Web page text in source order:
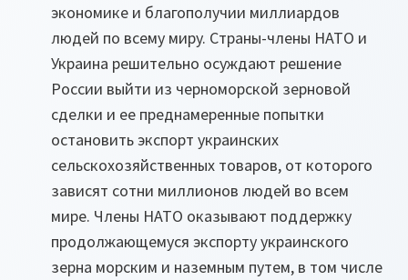
экономике и благополучии миллиардов
людей по всему миру. Страны-члены НАТО и
Украина решительно осуждают решение
России выйти из черноморской зерновой
сделки и ее преднамеренные попытки
остановить экспорт украинских
сельскохозяйственных товаров, от которого
зависят сотни миллионов людей во всем
мире. Члены НАТО оказывают поддержку
продолжающемуся экспорту украинского
зерна морским и наземным путем, в том числе